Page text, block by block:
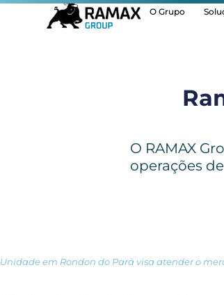
O Grupo
O RAMAX
operações
Unidade em Rondon do Pará visa atender o